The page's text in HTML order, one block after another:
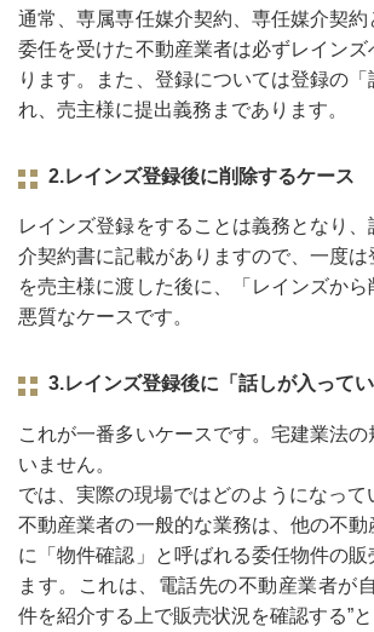
通常、専属専任媒介契約、専任媒介契
委任を受けた不動産業者は必ずレイン
ります。また、登録については登録の「
れ、売主様に提出義務まであります。
2.レインズ登録後に削除するケース
レインズ登録をすることは義務となり
介契約書に記載がありますので、⼀度
を売主様に渡した後に、「レインズから
悪質なケースです。
3.レインズ登録後に「話しが入って
これが⼀番多いケースです。宅建業法
いません。
では、実際の現場ではどのようになって
不動産業者の⼀般的な業務は、他の不
に「物件確認」と呼ばれる委任物件の販
ます。これは、電話先の不動産業者が
件を紹介する上で販売状況を確認する”と